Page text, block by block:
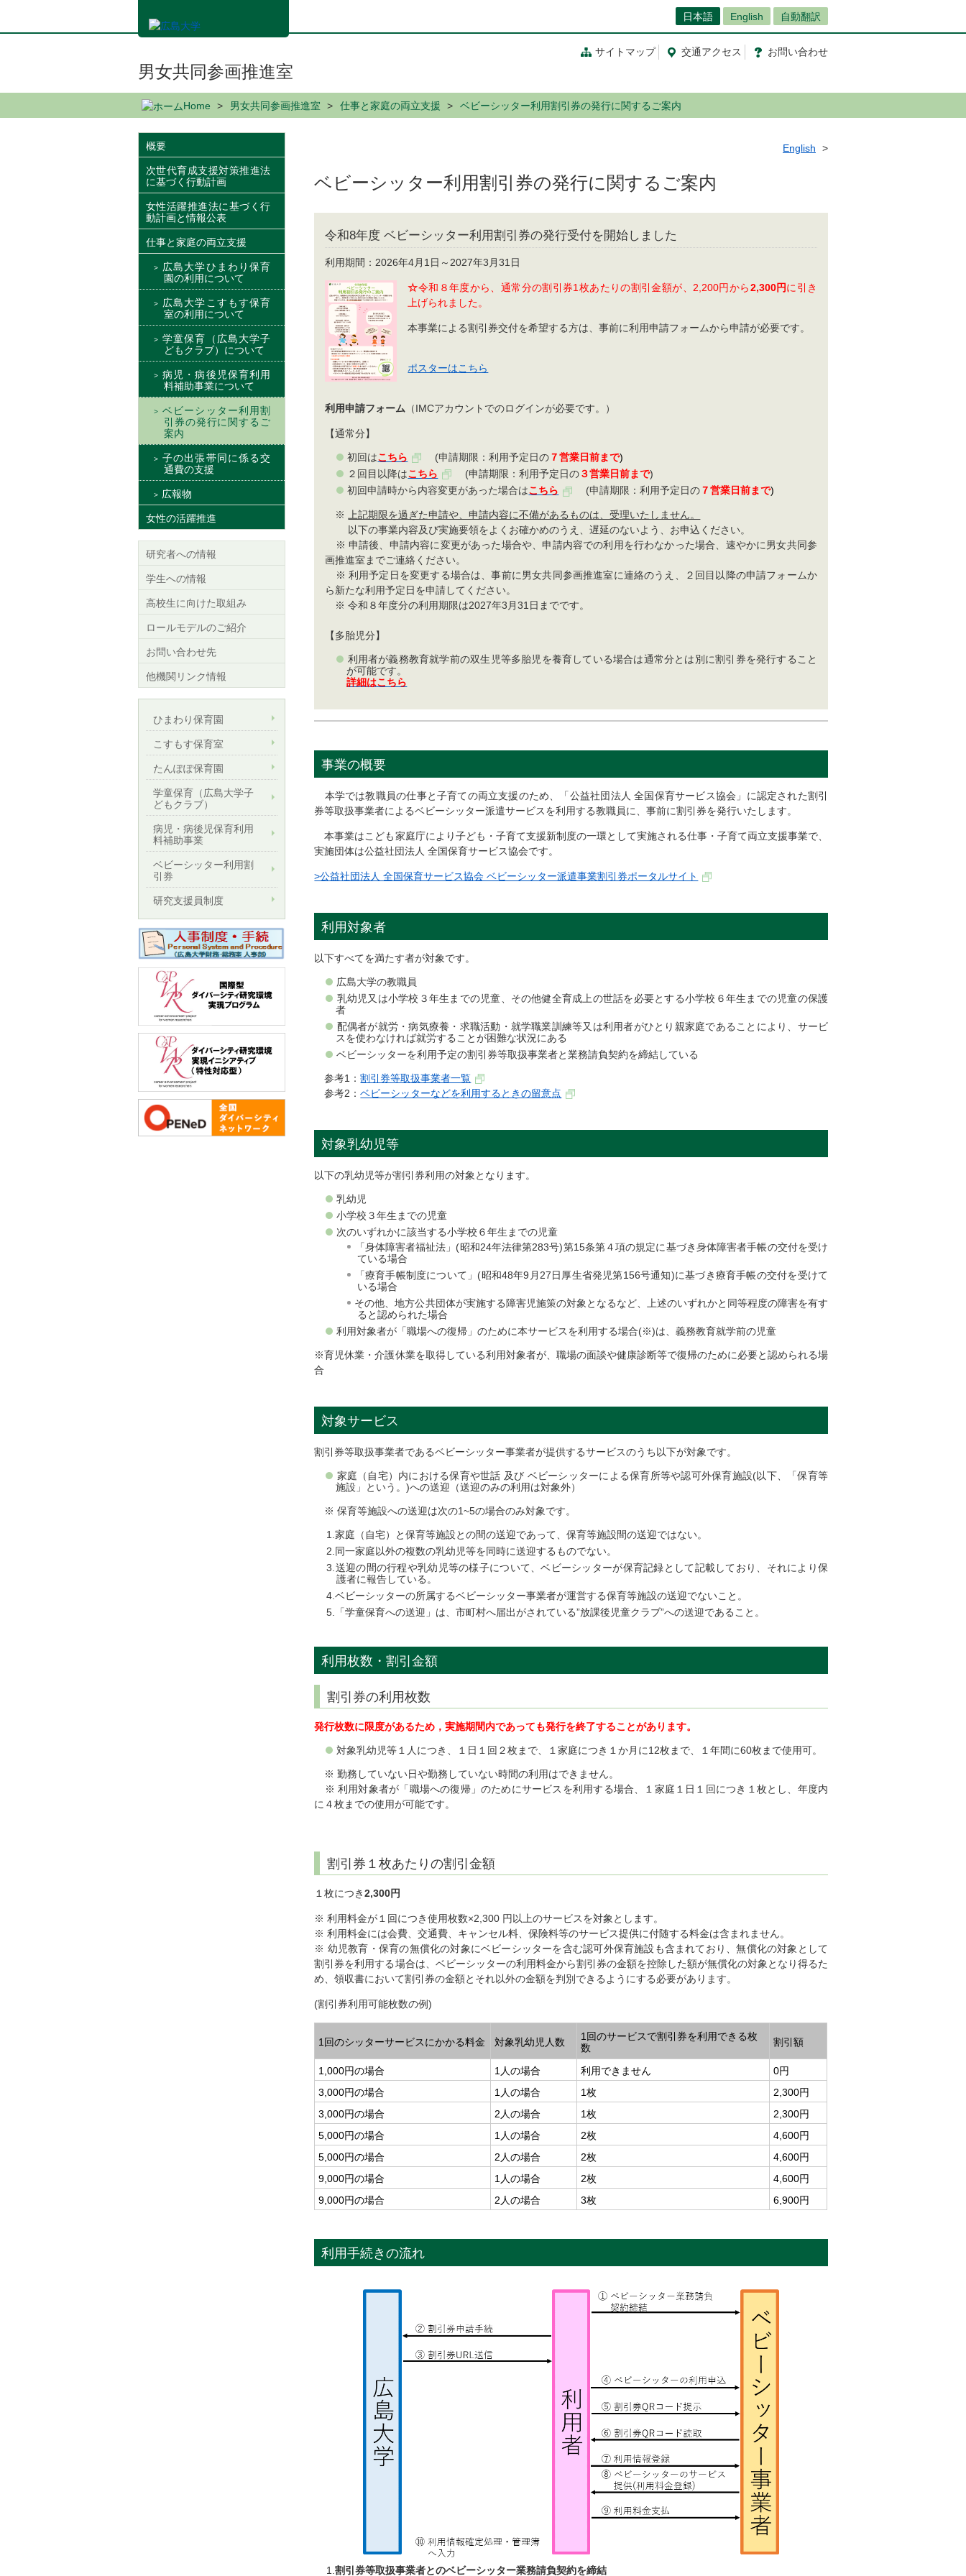
ン
日本語 English 自動翻訳
サイトマップ 交通アクセス お問い合わせ
男女共同参画推進室
Home 男女共同参画推進室 仕事と家庭の両立支援 ベビーシッター利用割引券の発行に関するご案内
English
ベビーシッター利用割引券の発行に関するご案内
令和8年度 ベビーシッター利用割引券の発行受付を開始しました
利用期間：2026年4月1日～2027年3月31日
☆令和８年度から、通常分の割引券1枚あたりの割引金額が、2,200円から2,300円に引き
上げられました。
本事業による割引券交付を希望する方は、事前に利用申請フォームから申請が必要です。
ポスターはこちら
利用申請フォーム （IMCアカウントでのログインが必要です。）
【通常分】
初回はこちら (申請期限：利用予定日の７営業日前まで)
２回目以降はこちら (申請期限：利用予定日の３営業日前まで)
初回申請時から内容変更があった場合はこちら (申請期限：利用予定日の７営業日前まで)
※
上記期限を過ぎた申請や、申請内容に不備があるものは、受理いたしません。
以下の事業内容及び実施要領をよくお確かめのうえ、遅延のないよう、お申込ください。
※ 申請後、申請内容に変更があった場合や、申請内容での利用を行わなかった場合、速やかに男女共同参
画推進室までご連絡ください。
※ 利用予定日を変更する場合は、事前に男女共同参画推進室に連絡のうえ、２回目以降の申請フォームか
ら新たな利用予定日を申請してください。
※ 令和８年度分の利用期限は2027年3月31日までです。
【多胎児分】
利用者が義務教育就学前の双生児等多胎児を養育している場合は通常分とは別に割引券を発行すること
が可能です。
詳細はこちら
事業の概要
本学では教職員の仕事と子育ての両立支援のため、「公益社団法人 全国保育サービス協会」に認定された割引
券等取扱事業者によるベビーシッター派遣サービスを利用する教職員に、事前に割引券を発行いたします。
本事業はこども家庭庁により子ども・子育て支援新制度の一環として実施される仕事・子育て両立支援事業で、
実施団体は公益社団法人 全国保育サービス協会です。
>公益社団法人 全国保育サービス協会 ベビーシッター派遣事業割引券ポータルサイト
利用対象者
以下すべてを満たす者が対象です。
広島大学の教職員
乳幼児又は小学校３年生までの児童、その他健全育成上の世話を必要とする小学校６年生までの児童の保護
者
配偶者が就労・病気療養・求職活動・就学職業訓練等又は利用者がひとり親家庭であることにより、サービ
スを使わなければ就労することが困難な状況にある
ベビーシッターを利用予定の割引券等取扱事業者と業務請負契約を締結している
参考1：割引券等取扱事業者一覧
参考2：ベビーシッターなどを利用するときの留意点
対象乳幼児等
以下の乳幼児等が割引券利用の対象となります。
乳幼児
小学校３年生までの児童
次のいずれかに該当する小学校６年生までの児童
「身体障害者福祉法」(昭和24年法律第283号)第15条第４項の規定に基づき身体障害者手帳の交付を受け
ている場合
「療育手帳制度について」(昭和48年9月27日厚生省発児第156号通知)に基づき療育手帳の交付を受けて
いる場合
その他、地方公共団体が実施する障害児施策の対象となるなど、上述のいずれかと同等程度の障害を有す
ると認められた場合
利用対象者が「職場への復帰」のために本サービスを利用する場合(※)は、義務教育就学前の児童
※育児休業・介護休業を取得している利用対象者が、職場の面談や健康診断等で復帰のために必要と認められる場
合
対象サービス
割引券等取扱事業者であるベビーシッター事業者が提供するサービスのうち以下が対象です。
家庭（自宅）内における保育や世話 及び ベビーシッターによる保育所等や認可外保育施設(以下、「保育等
施設」という。)への送迎（送迎のみの利用は対象外）
※ 保育等施設への送迎は次の1~5の場合のみ対象です。
家庭（自宅）と保育等施設との間の送迎であって、保育等施設間の送迎ではない。
同一家庭以外の複数の乳幼児等を同時に送迎するものでない。
送迎の間の行程や乳幼児等の様子について、ベビーシッターが保育記録として記載しており、それにより保
護者に報告している。
ベビーシッターの所属するベビーシッター事業者が運営する保育等施設の送迎でないこと。
「学童保育への送迎」は、市町村へ届出がされている”放課後児童クラブ”への送迎であること。
利用枚数・割引金額
割引券の利用枚数
発行枚数に限度があるため，実施期間内であっても発行を終了することがあります。
対象乳幼児等１人につき、１日１回２枚まで、１家庭につき１か月に12枚まで、１年間に60枚まで使用可。
※ 勤務していない日や勤務していない時間の利用はできません。
※ 利用対象者が「職場への復帰」のためにサービスを利用する場合、１家庭１日１回につき１枚とし、年度内
に４枚までの使用が可能です。
割引券１枚あたりの割引金額
１枚につき2,300円
※ 利用料金が１回につき使用枚数×2,300 円以上のサービスを対象とします。
※ 利用料金には会費、交通費、キャンセル料、保険料等のサービス提供に付随する料金は含まれません。
※ 幼児教育・保育の無償化の対象にベビーシッターを含む認可外保育施設も含まれており、無償化の対象として
割引券を利用する場合は、ベビーシッターの利用料金から割引券の金額を控除した額が無償化の対象となり得るた
め、領収書において割引券の金額とそれ以外の金額を判別できるようにする必要があります。
(割引券利用可能枚数の例)
1回のシッターサービスにかかる料金 対象乳幼児人数
1回のサービスで割引券を利用できる枚
数
割引額
1,000円の場合 1人の場合 利用できません
0円
3,000円の場合
1人の場合 1枚
2,300円
3,000円の場合
2人の場合 1枚
2,300円
5,000円の場合
1人の場合 2枚
4,600円
5,000円の場合
2人の場合 2枚
4,600円
9,000円の場合
1人の場合 2枚
4,600円
9,000円の場合
2人の場合 3枚 6,900円
利用手続きの流れ
割引券等取扱事業者とのベビーシッター業務請負契約を締結
概要
次世代育成支援対策推進法
に基づく行動計画
女性活躍推進法に基づく行
動計画と情報公表
仕事と家庭の両立支援
広島大学ひまわり保育
園の利用について
広島大学こすもす保育
室の利用について
学童保育（広島大学子
どもクラブ）について
病児・病後児保育利用
料補助事業について
ベビーシッター利用割
引券の発行に関するご
案内
子の出張帯同に係る交
通費の支援
広報物
女性の活躍推進
研究者への情報
学生への情報
高校生に向けた取組み
ロールモデルのご紹介
お問い合わせ先
他機関リンク情報
ひまわり保育園
こすもす保育室
たんぽぽ保育園
学童保育（広島大学子
どもクラブ）
病児・病後児保育利用
料補助事業
ベビーシッター利用割
引券
研究支援員制度